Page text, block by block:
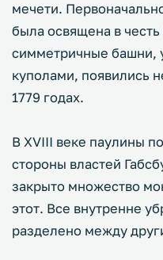
мечети.
была освящена в
симметричные башни,
куполами, появились
1779 годах.
В XVIII веке паулины
стороны властей
закрыто множество
этот. Все внутренне
разделено между